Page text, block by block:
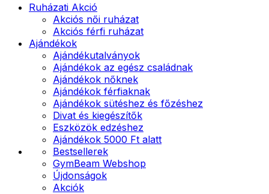
Ruházati Akció
Akciós női ruházat
Akciós férfi ruházat
Ajándékok
Ajándékutalványok
Ajándékok az egész családnak
Ajándékok nőknek
Ajándékok férfiaknak
Ajándékok sütéshez és főzéshez
Divat és kiegészítők
Eszközök edzéshez
Ajándékok 5000 Ft alatt
Bestsellerek
GymBeam Webshop
Újdonságok
Akciók